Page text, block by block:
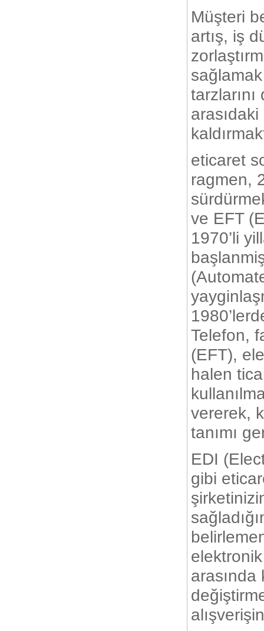
Müşteri
artış, iş
eticaret
ragmen,
ve EFT
1970’li
Telefon,
(EFT),
halen
vererek,
tanımı
EDI
gibi
arasında